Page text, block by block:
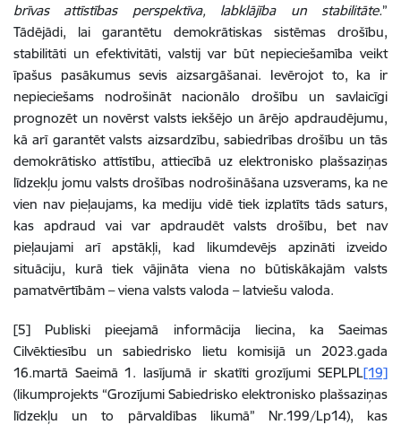
brīvas attīstības perspektīva, labklājība un stabilitāte.”
Tādējādi, lai garantētu demokrātiskas sistēmas drošību,
stabilitāti un efektivitāti, valstij var būt nepieciešamība veikt
īpašus pasākumus sevis aizsargāšanai. Ievērojot to, ka ir
nepieciešams nodrošināt nacionālo drošību un savlaicīgi
prognozēt un novērst valsts iekšējo un ārējo apdraudējumu,
kā arī garantēt valsts aizsardzību, sabiedrības drošību un tās
demokrātisko attīstību, attiecībā uz elektronisko plašsaziņas
līdzekļu jomu valsts drošības nodrošināšana uzsverams, ka ne
vien nav pieļaujams, ka mediju vidē tiek izplatīts tāds saturs,
kas apdraud vai var apdraudēt valsts drošību, bet nav
pieļaujami arī apstākļi, kad likumdevējs apzināti izveido
situāciju, kurā tiek vājināta viena no būtiskākajām valsts
pamatvērtībām – viena valsts valoda – latviešu valoda.
[5] Publiski pieejamā informācija liecina, ka Saeimas
Cilvēktiesību un sabiedrisko lietu komisijā un 2023.gada
16.martā Saeimā 1. lasījumā ir skatīti grozījumi SEPLPL[19]
(likumprojekts “Grozījumi Sabiedrisko elektronisko plašsaziņas
līdzekļu un to pārvaldības likumā” Nr.199/Lp14), kas